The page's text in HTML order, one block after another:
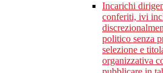
Incarichi
conferiti, ivi
politico senza
selezione e
organizzativa